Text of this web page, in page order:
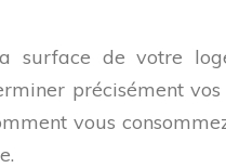
de votre
précisément
vous